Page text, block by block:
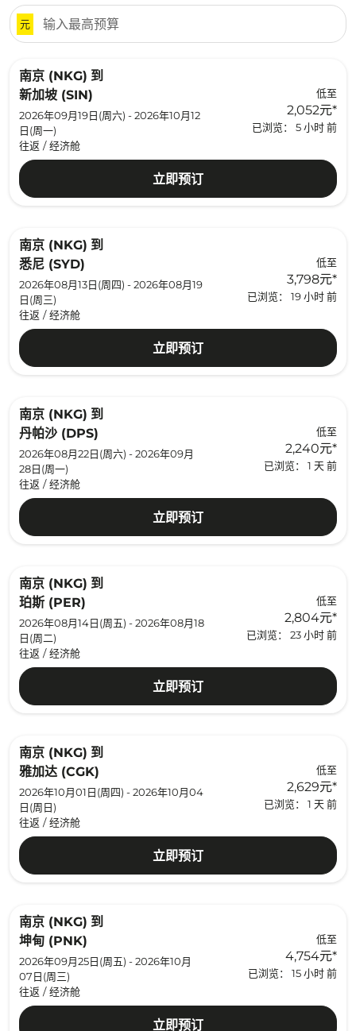
元
南京 (NKG) 到
新加坡 (SIN)
2026年09月19日(周六) - 2026年10月12
日(周一)
往返 / 经济舱
低至
2,052元*
已浏览： 5 小时 前
立即预订
南京 (NKG) 到
悉尼 (SYD)
2026年08月13日(周四) - 2026年08月19
日(周三)
往返 / 经济舱
低至
3,798元*
已浏览： 19 小时 前
立即预订
南京 (NKG) 到
丹帕沙 (DPS)
2026年08月22日(周六) - 2026年09月
28日(周一)
往返 / 经济舱
低至
2,240元*
已浏览： 1 天 前
立即预订
南京 (NKG) 到
珀斯 (PER)
2026年08月14日(周五) - 2026年08月18
日(周二)
往返 / 经济舱
低至
2,804元*
已浏览： 23 小时 前
立即预订
南京 (NKG) 到
雅加达 (CGK)
2026年10月01日(周四) - 2026年10月04
日(周日)
往返 / 经济舱
低至
2,629元*
已浏览： 1 天 前
立即预订
南京 (NKG) 到
坤甸 (PNK)
2026年09月25日(周五) - 2026年10月
07日(周三)
往返 / 经济舱
低至
4,754元*
已浏览： 15 小时 前
立即预订